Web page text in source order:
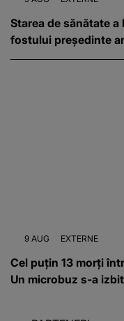
Starea de sănătate a
fostului președinte
9 AUG EXTERNE
Cel puțin 13 morți
Un microbuz s-a